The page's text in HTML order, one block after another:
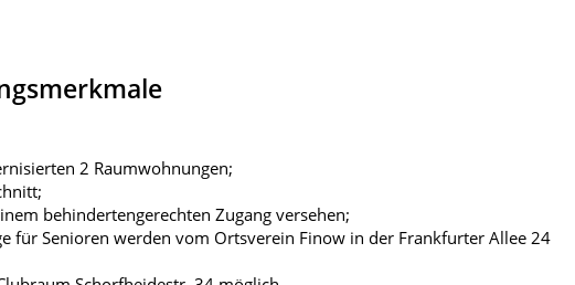
2 Raumwohnungen;
behindertengerechten Zugang versehen;
für Senioren werden vom Ortsverein Finow in der Frankfurter Allee 24